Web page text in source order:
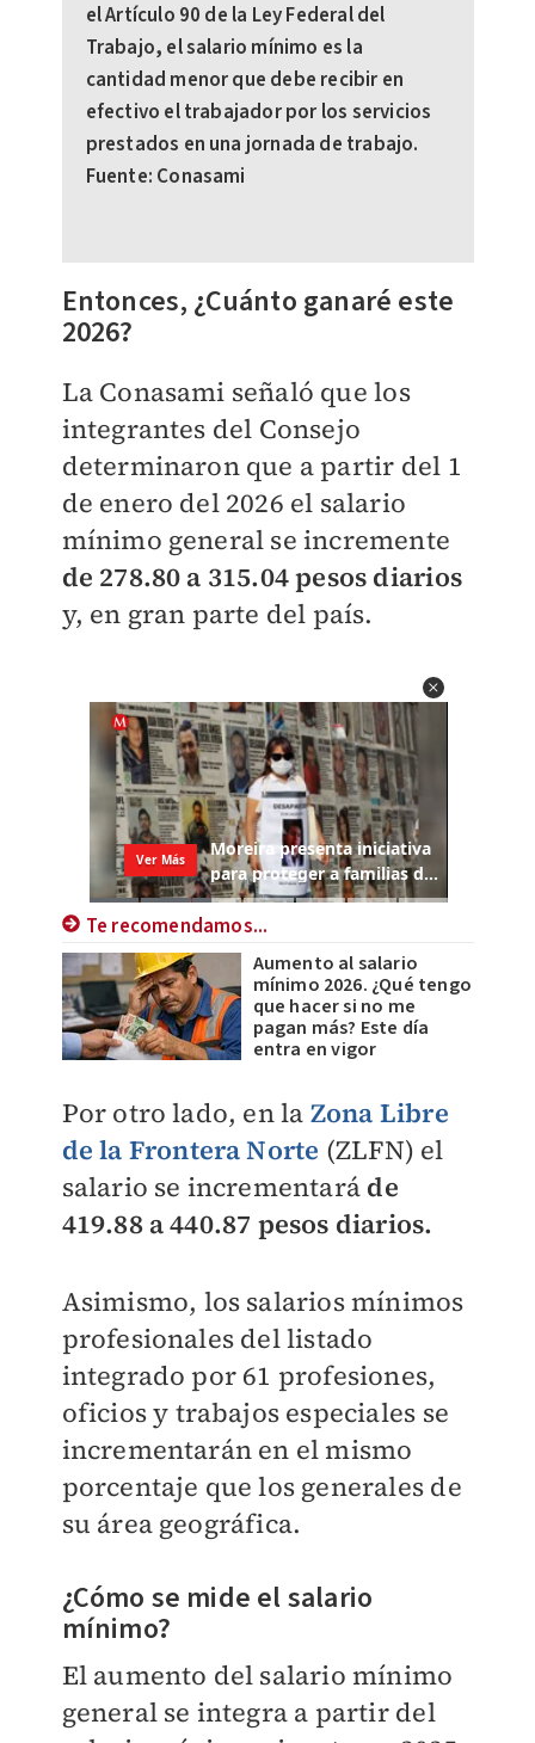
el Artículo 90 de la Ley Federal del
Trabajo, el salario mínimo es la
cantidad menor que debe recibir en
efectivo el trabajador por los servicios
prestados en una jornada de trabajo.
Fuente: Conasami
​​Entonces, ¿Cuánto ganaré este
2026?
La Conasami señaló que los
integrantes del Consejo
determinaron que a partir del 1
de enero del 2026 el salario
mínimo general se incremente
de 278.80 a 315.04 pesos diarios
y, en gran parte del país.
Te recomendamos...
Aumento al salario
mínimo 2026. ¿Qué tengo
que hacer si no me
pagan más? Este día
entra en vigor
Por otro lado, en la Zona Libre
de la Frontera Norte (ZLFN) el
salario se incrementará de
419.88 a 440.87 pesos diarios.
Asimismo, los salarios mínimos
profesionales del listado
integrado por 61 profesiones,
oficios y trabajos especiales se
incrementarán en el mismo
porcentaje que los generales de
su área geográfica.
¿Cómo se mide el salario
mínimo?
El aumento del salario mínimo
general se integra a partir del